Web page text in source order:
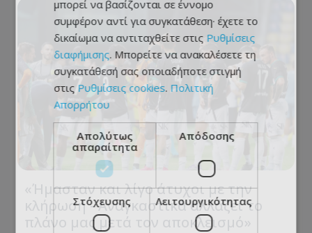
«Ήμασταν και λίγο άτυχοι με την
κλήρωση - Αναγκαστικά αλλάζει το
πλάνο μας μετά τον αποκλεισμό»
μπορεί να βασίζονται σε έννομο
συμφέρον αντί για συγκατάθεση· έχετε το
δικαίωμα να αντιταχθείτε στις Ρυθμίσεις
διαφήμισης. Μπορείτε να ανακαλέσετε τη
συγκατάθεσή σας οποιαδήποτε στιγμή
στις Ρυθμίσεις cookies. Πολιτική
Απορρήτου
Απολύτως
απαραίτητα
Απόδοσης
Στόχευσης Λειτουργικότητας